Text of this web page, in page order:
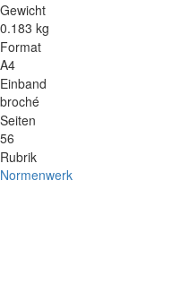
Gewicht
0.183 kg
Format
A4
Einband
broché
Seiten
56
Rubrik
Normenwerk